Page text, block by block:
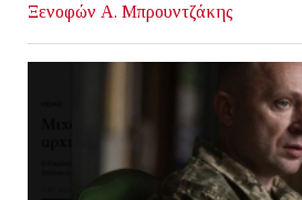
Ξενοφών Α. Μπρουντζάκης